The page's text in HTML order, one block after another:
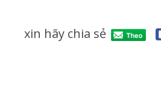
xin hãy chia sẻ